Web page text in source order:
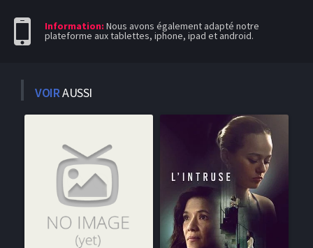
Information: Nous avons également adapté notre
plateforme aux tablettes, iphone, ipad et android.
VOIRAUSSI